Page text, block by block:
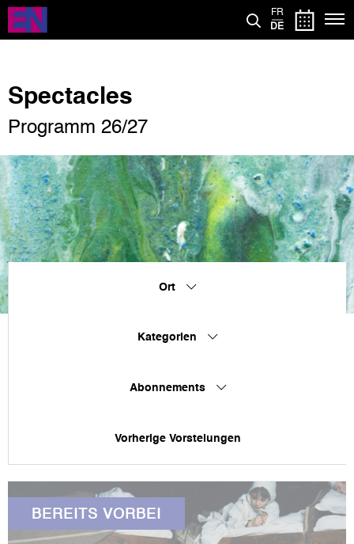
Direkt
zum
Inhalt
FR
DE
Spectacles
Programm 26/27
Ort
Kategorien
Abonnements
Vorherige Vorstelungen
BEREITS VORBEI